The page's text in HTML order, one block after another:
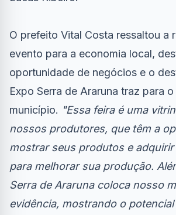
O prefeito Vital Costa ressaltou a
evento para a economia local,
oportunidade de negócios e o
Expo Serra de Araruna traz para o
município. "Essa feira é uma
nossos produtores, que têm a
mostrar seus produtos e
para melhorar sua produção.
Serra de Araruna coloca nosso
evidência, mostrando o